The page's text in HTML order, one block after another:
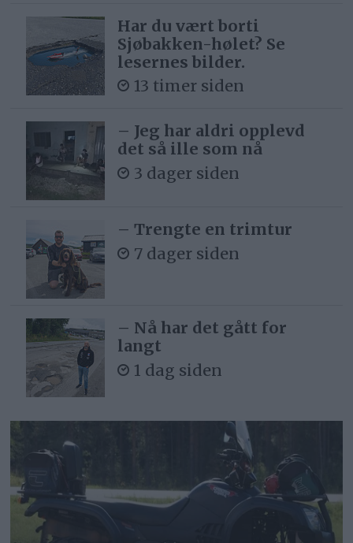
Har du vært borti
Sjøbakken-hølet? Se
lesernes bilder.
13 timer siden
– Jeg har aldri opplevd
det så ille som nå
3 dager siden
– Trengte en trimtur
7 dager siden
– Nå har det gått for
langt
1 dag siden